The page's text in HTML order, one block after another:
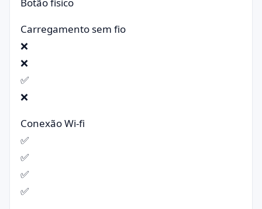
Carregamento sem fio
❌
❌
✅
❌
Conexão Wi-fi
✅
✅
✅
✅